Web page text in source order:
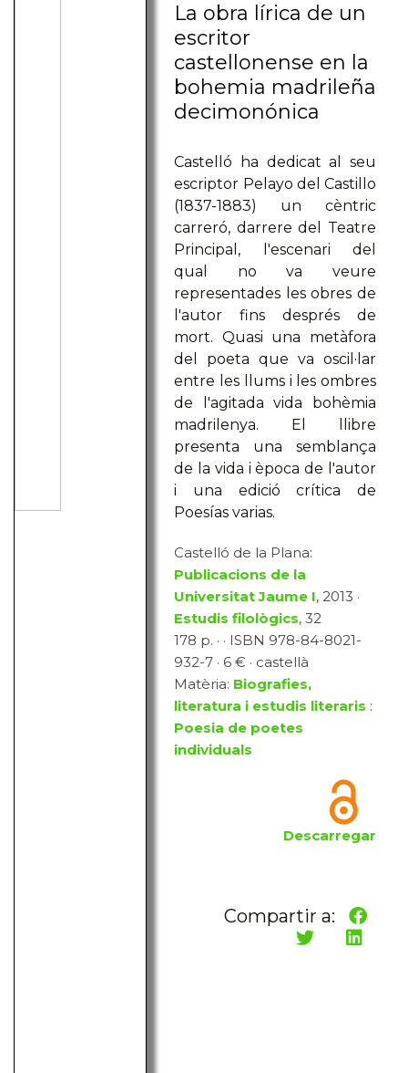
La obra lírica de un
escritor
castellonense en la
bohemia madrileña
decimonónica
Castelló ha dedicat al seu
escriptor Pelayo del Castillo
(1837-1883) un cèntric
carreró, darrere del Teatre
Principal, l'escenari del
qual no va veure
representades les obres de
l'autor fins després de
mort. Quasi una metàfora
del poeta que va oscil·lar
entre les llums i les ombres
de l'agitada vida bohèmia
madrilenya. El llibre
presenta una semblança
de la vida i època de l'autor
i una edició crítica de
Poesías varias.
Castelló de la Plana:
Publicacions de la
Universitat Jaume I, 2013 ·
Estudis filològics, 32
178 p. · · ISBN 978-84-8021-
932-7 · 6 € · castellà
Matèria: Biografies,
literatura i estudis literaris :
Poesia de poetes
individuals
Descarregar
Compartir a: